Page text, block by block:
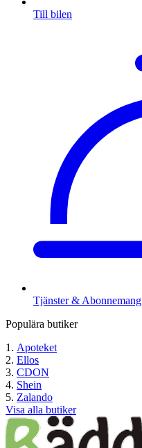
Till bilen
Tjänster & Abonnemang
Populära butiker
Apoteket
Ellos
CDON
Shein
Zalando
Visa alla butiker